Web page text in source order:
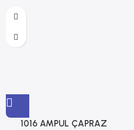
1016 AMPUL ÇAPRAZ